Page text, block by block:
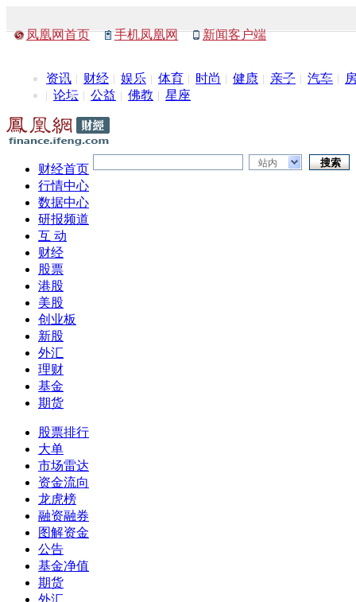
凤凰网首页 手机凤凰网 新闻客户端
资讯 财经 娱乐 体育 时尚 健康 亲子 汽车
论坛
公益 佛教 星座
站内
财经首页
行情中心
数据中心
研报频道
互 动
财经
股票
港股
美股
创业板
新股
外汇
理财
基金
期货
股票排行
大单
市场雷达
资金流向
龙虎榜
融资融券
图解资金
公告
基金净值
期货
外汇